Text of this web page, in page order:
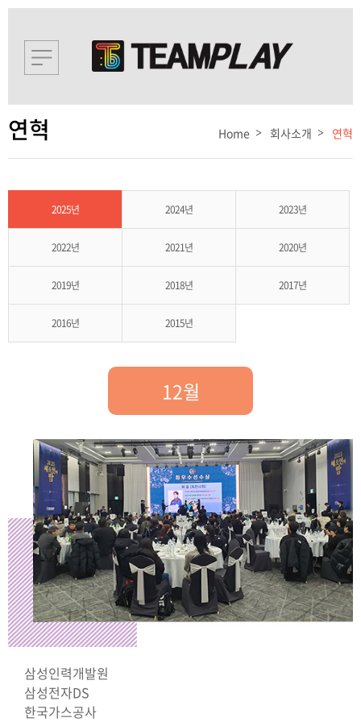
연혁 Home 회사소개 연혁
2025년 2024년 2023년
2022년 2021년 2020년
2019년 2018년 2017년
2016년 2015년
12월
삼성인력개발원
삼성전자DS
한국가스공사